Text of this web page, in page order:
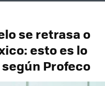
se retrasa o
esto es lo
Profeco